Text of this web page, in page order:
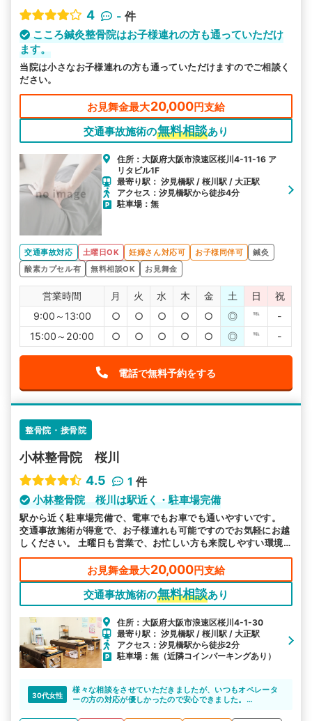
4
- 件
こころ鍼灸整骨院はお子様連れの方も通っていただけ
ます。
当院は小さなお子様連れの方も通っていただけますのでご相談く
ださい。
お見舞金最大20,000円支給
交通事故施術の無料相談あり
住所：大阪府大阪市浪速区桜川4-11-16 ア
リタビル1F
最寄り駅： 汐見橋駅 / 桜川駅 / 大正駅
アクセス：汐見橋駅から徒歩4分
駐車場：無
交通事故対応 土曜日OK 妊婦さん対応可 お子様同伴可
鍼灸
酸素カプセル有
無料相談OK お見舞金
営業時間 月 火 水 木 金 土 日
祝
9:00～13:00
○ ○ ○ ○ ○ ◎ ℡
-
15:00～20:00
○ ○ ○ ○ ○ ◎ ℡ -
電話で無料予約をする
整骨院・接骨院
小林整骨院 桜川
4.5
1 件
小林整骨院 桜川は駅近く・駐車場完備
駅から近く駐車場完備で、電車でもお車でも通いやすいです。
交通事故施術が得意で、お子様連れも可能ですのでお気軽にお越
しください。 土曜日も営業で、お忙しい方も来院しやすい環境
で皆様のお越しをお待ちしております。
お見舞金最大20,000円支給
交通事故施術の無料相談あり
住所：大阪府大阪市浪速区桜川4-1-30
最寄り駅： 汐見橋駅 / 桜川駅 / 大正駅
アクセス：汐見橋駅から徒歩2分
駐車場：無（近隣コインパーキングあり）
30代女性
様々な相談をさせていただきましたが、いつもオペレータ
ーの方の対応が優しかったので安心できました。
やすいです。